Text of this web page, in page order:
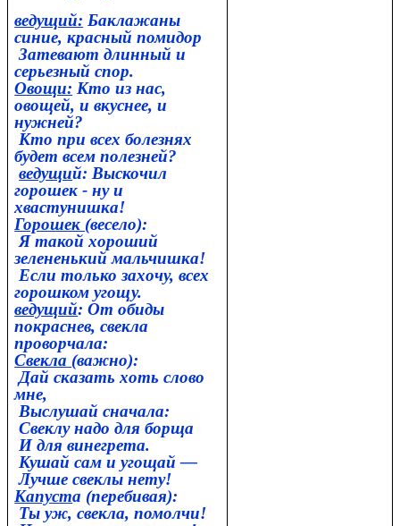
ведущий: Баклажаны
синие, красный помидор
Затевают длинный и
серьезный спор.
Овощи: Кто из нас,
овощей, и вкуснее, и
нужней?
Кто при всех болезнях
будет всем полезней?
ведущий: Выскочил
горошек - ну и
хвастунишка!
Горошек (весело):
Я такой хороший
зелененький мальчишка!
Если только захочу, всех
горошком угощу.
ведущий: От обиды
покраснев, свекла
проворчала:
Свекла (важно):
Дай сказать хоть слово
мне,
Выслушай сначала:
Свеклу надо для борща
И для винегрета.
Кушай сам и угощай —
Лучше свеклы нету!
Капуста (перебивая):
Ты уж, свекла, помолчи!